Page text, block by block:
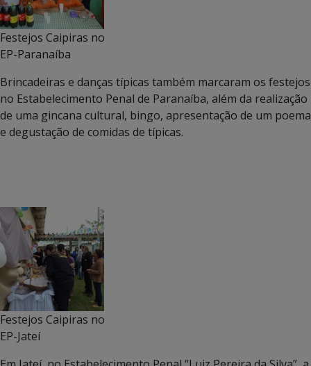
Festejos Caipiras no
EP-Paranaíba
Brincadeiras e danças típicas também marcaram os festejos
no Estabelecimento Penal de Paranaíba, além da realização
de uma gincana cultural, bingo, apresentação de um poema
e degustação de comidas de típicas.
Festejos Caipiras no
EP-Jateí